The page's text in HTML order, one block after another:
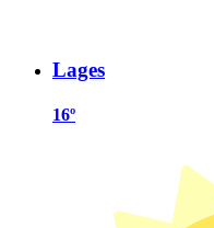
Lages
16º